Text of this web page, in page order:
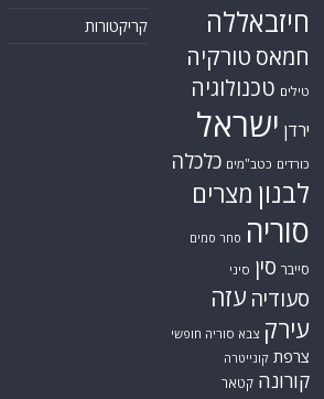
חיזבאללה
חמאס טורקיה
טילים טכנולוגיה
ירדן ישראל
כורדים כטב"מים כלכלה
לבנון מצרים
סוריה סחר סמים
סייבר סין סיני
סעודיה עזה
עירק צבא סוריה חופשי
צרפת קונייטרה
קורונה קטאר
קריקטורות